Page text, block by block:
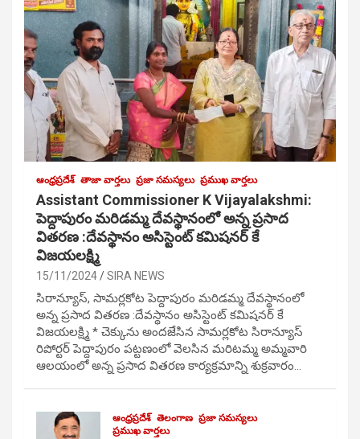
ఆంధ్రప్రదేశ్ తాజా వార్తలు ప్రజా సమస్యలు ప్రముఖ వార్తలు
Assistant Commissioner K Vijayalakshmi:
పెద్దాపురం మరిడమ్మ దేవస్థానంలో అన్న ప్రసాద
వితరణ :దేవస్థానం అసిస్టెంట్ కమిషనర్ కే
విజయలక్ష్మి
15/11/2024 SIRA NEWS
సిరాన్యూస్, సామర్లకోట పెద్దాపురం మరిడమ్మ దేవస్థానంలో
అన్న ప్రసాద వితరణ :దేవస్థానం అసిస్టెంట్ కమిషనర్ కే
విజయలక్ష్మి * చెక్కును అందజేసిన సామర్లకోట సిరాన్యూస్
రిపోర్టర్ పెద్దాపురం పట్టణంలో వెలసిన మరిటమ్మ అమ్మవారి
ఆలయంలో అన్న ప్రసాద వితరణ కార్యక్రమాన్ని శుక్రవారం…
ఆంధ్రప్రదేశ్ తెలంగాణ ప్రజా సమస్యలు
ప్రముఖ వార్తలు